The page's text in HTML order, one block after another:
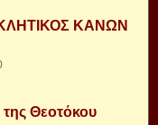
ΚΑΝΩΝ
της Θεοτόκου